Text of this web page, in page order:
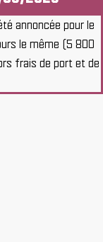
annoncée pour le
le même (5 800
frais de port et de